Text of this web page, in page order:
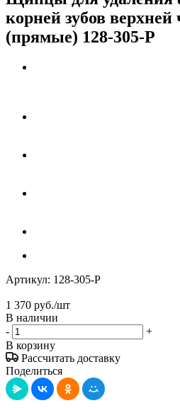
корней зубов
(прямые) 128-305-P
Артикул: 128-305-P
1 370 руб./шт
В наличии
-
+
В корзину
Рассчитать доставку
Поделиться